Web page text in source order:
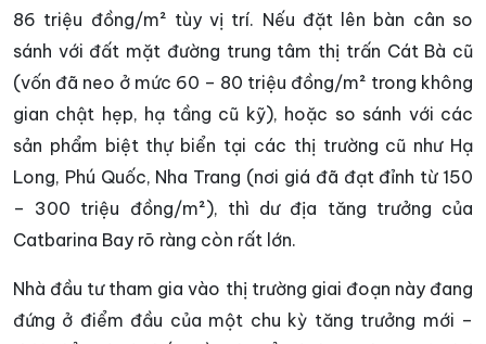
86 triệu đồng/m² tùy vị trí. Nếu đặt lên bàn cân so
sánh với đất mặt đường trung tâm thị trấn Cát Bà cũ
(vốn đã neo ở mức 60 – 80 triệu đồng/m² trong không
gian chật hẹp, hạ tầng cũ kỹ), hoặc so sánh với các
sản phẩm biệt thự biển tại các thị trường cũ như Hạ
Long, Phú Quốc, Nha Trang (nơi giá đã đạt đỉnh từ 150
– 300 triệu đồng/m²), thì dư địa tăng trưởng của
Catbarina Bay rõ ràng còn rất lớn.
Nhà đầu tư tham gia vào thị trường giai đoạn này đang
đứng ở điểm đầu của một chu kỳ tăng trưởng mới –